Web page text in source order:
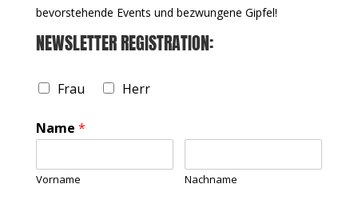
bevorstehende Events und bezwungene Gipfel!
NEWSLETTER REGISTRATION:
Frau Herr
Name *
Vorname Nachname